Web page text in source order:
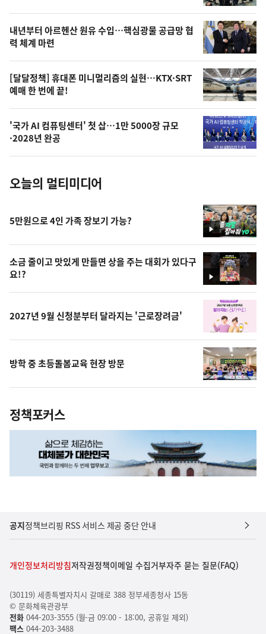
의
영
상
오
늘
의
사
진
내년부터 아르헨산 원유 수입…핵심광물 공급망 협
력 체계 마련
[달달정책] 휴대폰 미니멀리즘의 실현…KTX·SRT
예매 한 번에 끝!
'국가 AI 컴퓨팅센터' 첫 삽…1만 5000장 규모
·2028년 완공
오늘의 멀티미디어
영
상
5만원으로 4인 가족 장보기 가능?
영
상
소금 줄이고 맛있게 만들면 상을 주는 대회가 있다구
요!?
2027년 9월 신청분부터 달라지는 '근로장려금'
방학 중 초등돌봄교육 현장 방문
정책포커스
공지정책브리핑 RSS 서비스 제공 중단 안내
개인정보처리방침저작권정책이메일 수집거부자주 묻는 질문(FAQ)
(30119) 세종특별자치시 갈매로 388 정부세종청사 15동
© 문화체육관광부
전화044-203-3555 (월-금 09:00 - 18:00, 공휴일 제외)
팩스044-203-3488